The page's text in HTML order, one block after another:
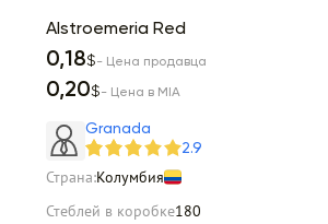
Alstroemeria Red
0,18$- Цена продавца
0,20$- Цена в MIA
Granada
2.9
Страна:Колумбия
Стеблей в коробке180